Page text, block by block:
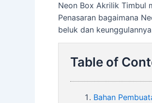
Neon Box Akrilik Timbul
Penasaran bagaimana
beluk dan
Table of
Bahan